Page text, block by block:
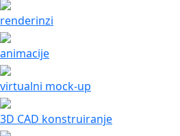
renderinzi
animacije
virtualni mock-up
3D CAD konstruiranje